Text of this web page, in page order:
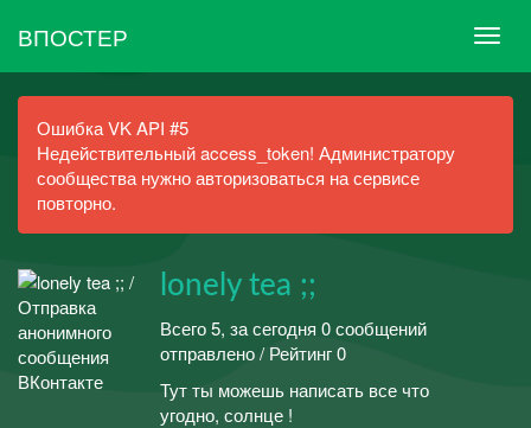
ВПОСТЕР
Ошибка VK API #5
Недействительный access_token! Администратору
сообщества нужно авторизоваться на сервисе
повторно.
lonely tea ;;
Всего 5, за сегодня 0 сообщений
отправлено / Рейтинг 0
Тут ты можешь написать все что
угодно, солнце !